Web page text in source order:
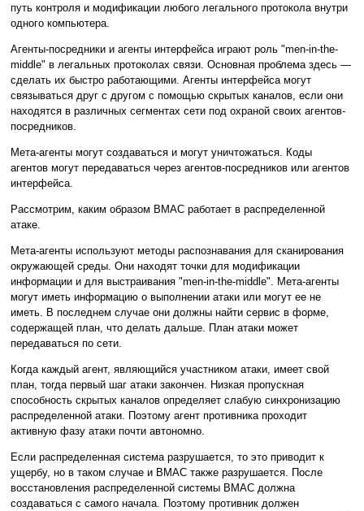
путь контроля и модификации любого легального протокола внутри
одного компьютера.
Агенты-посредники и агенты интерфейса играют роль "men-in-the-
middle" в легальных протоколах связи. Основная проблема здесь —
сделать их быстро работающими. Агенты интерфейса могут
связываться друг с другом с помощью скрытых каналов, если они
находятся в различных сегментах сети под охраной своих агентов-
посредников.
Мета-агенты могут создаваться и могут уничтожаться. Коды
агентов могут передаваться через агентов-посредников или агентов
интерфейса.
Рассмотрим, каким образом ВМАС работает в распределенной
атаке.
Мета-агенты используют методы распознавания для сканирования
окружающей среды. Они находят точки для модификации
информации и для выстраивания "men-in-the-middle". Мета-агенты
могут иметь информацию о выполнении атаки или могут ее не
иметь. В последнем случае они должны найти сервис в форме,
содержащей план, что делать дальше. План атаки может
передаваться по сети.
Когда каждый агент, являющийся участником атаки, имеет свой
план, тогда первый шаг атаки закончен. Низкая пропускная
способность скрытых каналов определяет слабую синхронизацию
распределенной атаки. Поэтому агент противника проходит
активную фазу атаки почти автономно.
Если распределенная система разрушается, то это приводит к
ущербу, но в таком случае и ВМАС также разрушается. После
восстановления распределенной системы ВМАС должна
создаваться с самого начала. Поэтому противник должен